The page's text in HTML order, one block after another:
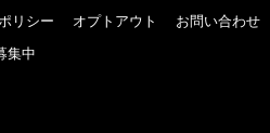
リシー オプトアウト お問い合わせ
集中